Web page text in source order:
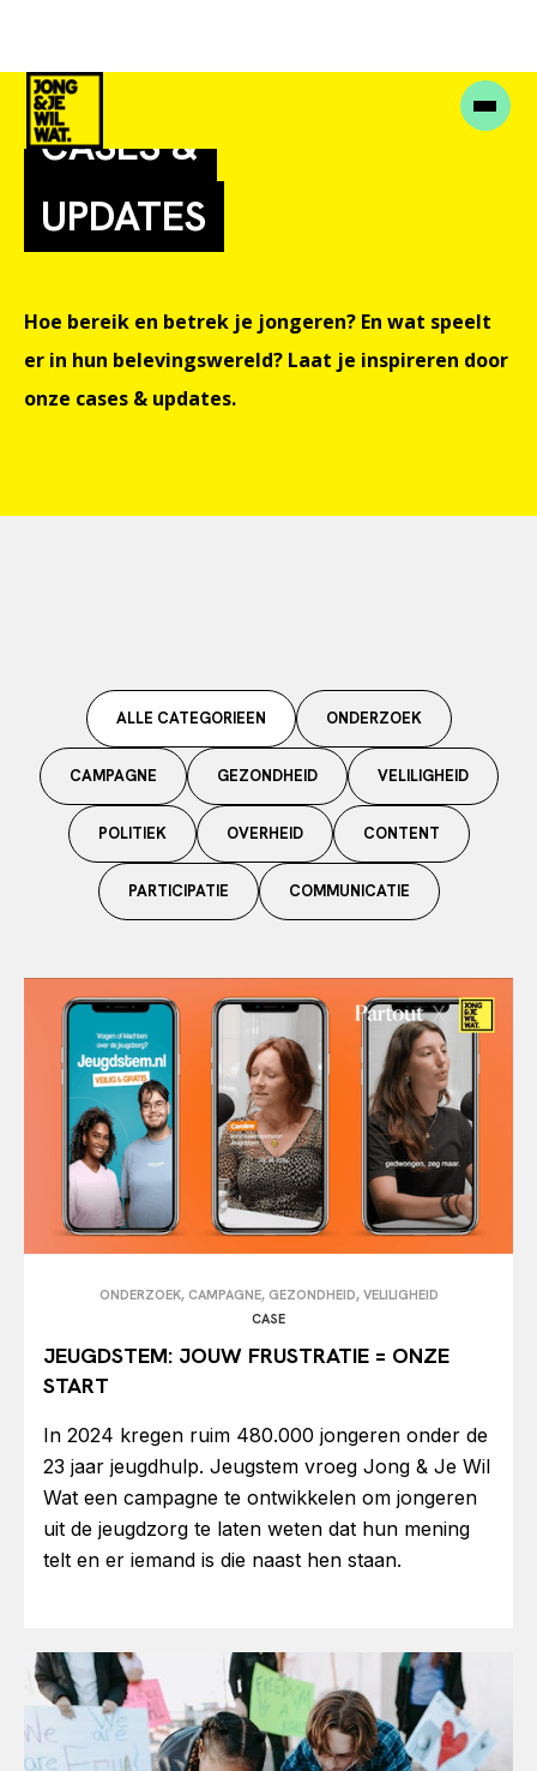
CASES &
UPDATES
Hoe bereik en betrek je jongeren? En wat speelt
er in hun belevingswereld? Laat je inspireren door
onze cases & updates.
ALLE CATEGORIEEN ONDERZOEK
CAMPAGNE GEZONDHEID VELILIGHEID
POLITIEK OVERHEID CONTENT
PARTICIPATIE COMMUNICATIE
ONDERZOEK, CAMPAGNE, GEZONDHEID, VELILIGHEID
CASE
JEUGDSTEM: JOUW FRUSTRATIE = ONZE
START
In 2024 kregen ruim 480.000 jongeren onder de
23 jaar jeugdhulp. Jeugstem vroeg Jong & Je Wil
Wat een campagne te ontwikkelen om jongeren
uit de jeugdzorg te laten weten dat hun mening
telt en er iemand is die naast hen staan.